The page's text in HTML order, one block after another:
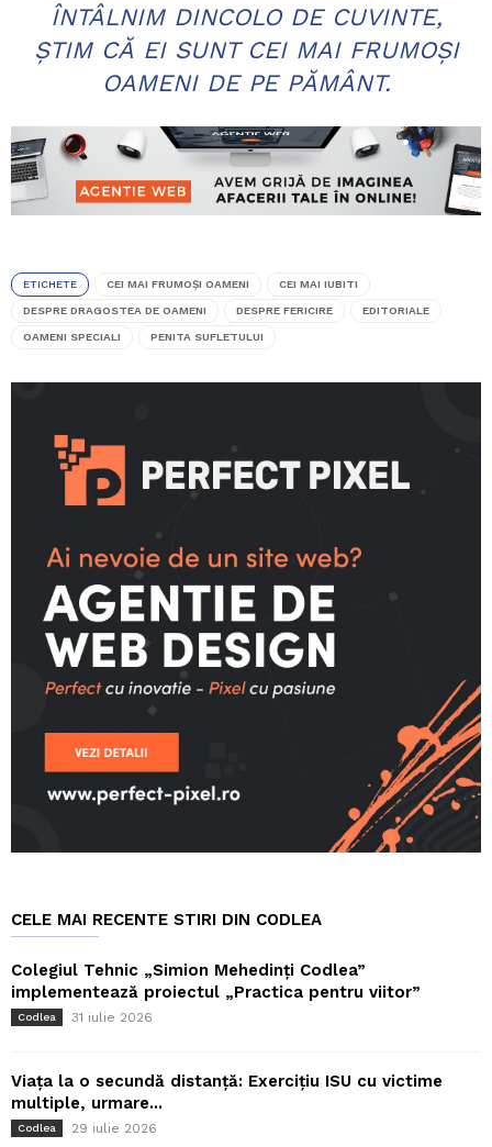
ÎNTÂLNIM DINCOLO DE CUVINTE,
ŞTIM CĂ EI SUNT CEI MAI FRUMOŞI
OAMENI DE PE PĂMÂNT.
ETICHETE CEI MAI FRUMOŞI OAMENI CEI MAI IUBITI
DESPRE DRAGOSTEA DE OAMENI DESPRE FERICIRE EDITORIALE
OAMENI SPECIALI PENITA SUFLETULUI
CELE MAI RECENTE STIRI DIN CODLEA
Colegiul Tehnic „Simion Mehedinți Codlea”
implementează proiectul „Practica pentru viitor”
Codlea 31 iulie 2026
Viața la o secundă distanță: Exercițiu ISU cu victime
multiple, urmare...
Codlea 29 iulie 2026